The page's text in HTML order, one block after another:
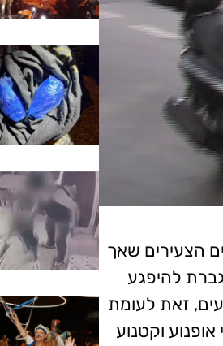
הצעירים שאך
15-24 בקבוצת סיכון מוגברת להיפגע
וקטנועים, זאת לעומת
רוכבי אופנוע וקטנוע